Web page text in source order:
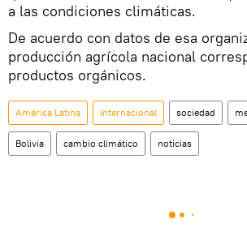
a las condiciones climáticas.
De acuerdo con datos de esa
producción agrícola nacional
productos orgánicos.
América Latina Internacional sociedad
Bolivia cambio climático noticias